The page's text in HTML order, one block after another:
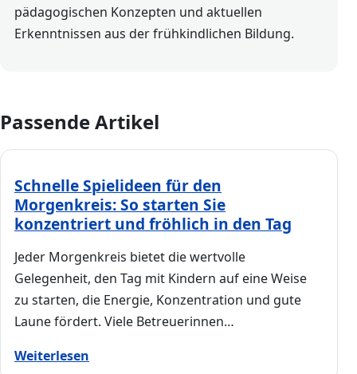
pädagogischen Konzepten und aktuellen
Erkenntnissen aus der frühkindlichen Bildung.
Passende Artikel
Schnelle Spielideen für den
Morgenkreis: So starten Sie
konzentriert und fröhlich in den Tag
Jeder Morgenkreis bietet die wertvolle
Gelegenheit, den Tag mit Kindern auf eine Weise
zu starten, die Energie, Konzentration und gute
Laune fördert. Viele Betreuerinnen…
Weiterlesen